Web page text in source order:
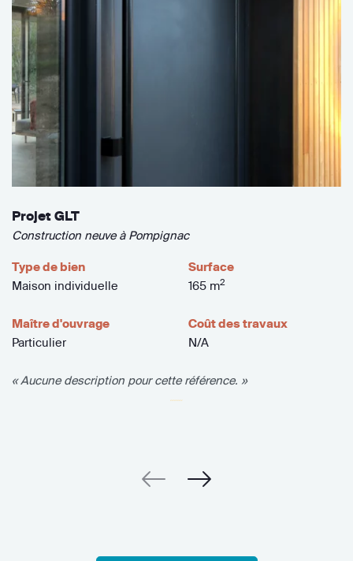
Projet GLT
Construction neuve à Pompignac
Type de bien
Maison individuelle
Surface
165 m2
Maître d'ouvrage
Particulier
Coût des travaux
N/A
« Aucune description pour cette référence. »